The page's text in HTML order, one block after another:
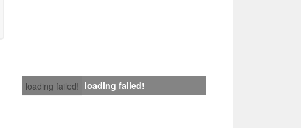
loading failed! loading failed!